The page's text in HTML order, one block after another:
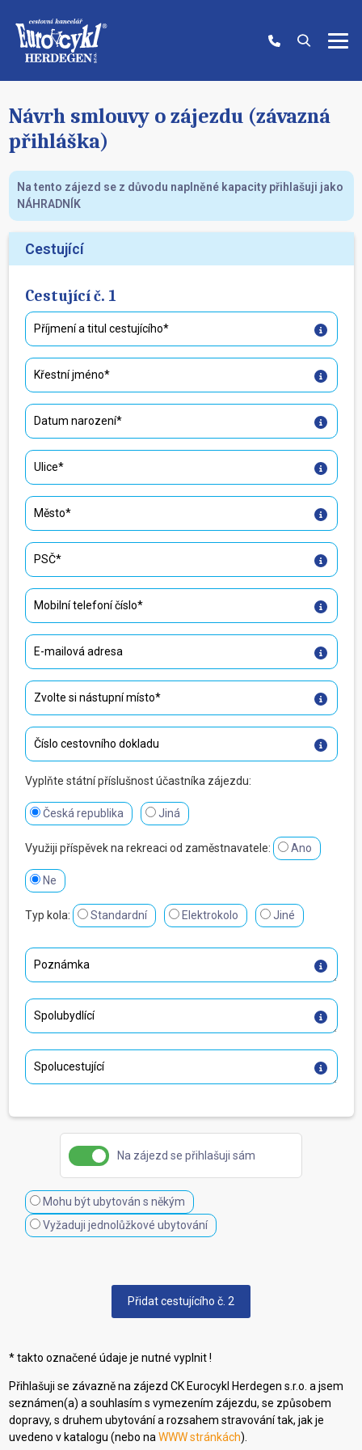
Návrh smlouvy o zájezdu (závazná
přihláška)
Na tento zájezd se z důvodu naplněné kapacity přihlašuji jako
NÁHRADNÍK
Cestující
Cestující č. 1
Vyplňte státní příslušnost účastníka zájezdu:
Česká republika Jiná
Využiji příspěvek na rekreaci od zaměstnavatele: Ano
Ne
Typ kola: Standardní Elektrokolo Jiné
Na zájezd se přihlašuji sám
Mohu být ubytován s někým
Vyžaduji jednolůžkové ubytování
Přidat cestujícího č. 2
* takto označené údaje je nutné vyplnit !
Přihlašuji se závazně na zájezd CK Eurocykl Herdegen s.r.o. a jsem
seznámen(a) a souhlasím s vymezením zájezdu, se způsobem
dopravy, s druhem ubytování a rozsahem stravování tak, jak je
uvedeno v katalogu (nebo na WWW stránkách).